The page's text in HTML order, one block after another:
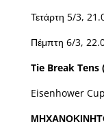
Τετάρτη 5/3,
Πέμπτη 6/3,
Tie Break Tens
Eisenhower